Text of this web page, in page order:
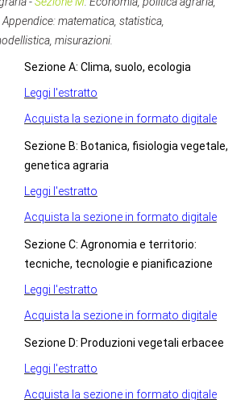
Appendice: matematica, statistica,
misurazioni.
Sezione A: Clima, suolo, ecologia
Leggi l'estratto
Acquista la sezione in formato digitale
Sezione B: Botanica, fisiologia vegetale,
genetica agraria
Leggi l'estratto
Acquista la sezione in formato digitale
Sezione C: Agronomia e territorio:
tecniche, tecnologie e pianificazione
Leggi l'estratto
Acquista la sezione in formato digitale
Sezione D: Produzioni vegetali erbacee
Leggi l'estratto
Acquista la sezione in formato digitale